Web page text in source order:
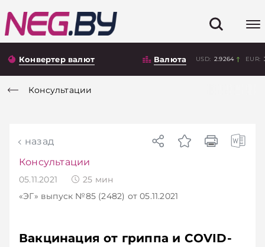
Конвертер валют Валюта USD: 2.9264 EUR:
Консультации
назад
Консультации
05.11.2021 25 мин
«ЭГ» выпуск №85 (2482) от 05.11.2021
Вакцинация от гриппа и COVID-